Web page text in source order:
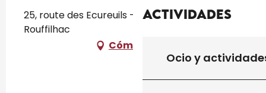
Actividades
Ocio y
25, route des Ecureuils - Le Bos, 46300
Rouffilhac
Cómo llegar